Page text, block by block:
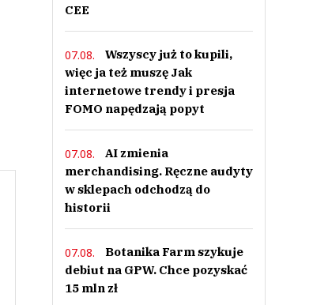
CEE
07.08.
Wszyscy już to kupili,
więc ja też muszę Jak
internetowe trendy i presja
FOMO napędzają popyt
07.08.
AI zmienia
merchandising. Ręczne audyty
w sklepach odchodzą do
historii
07.08.
Botanika Farm szykuje
debiut na GPW. Chce pozyskać
15 mln zł